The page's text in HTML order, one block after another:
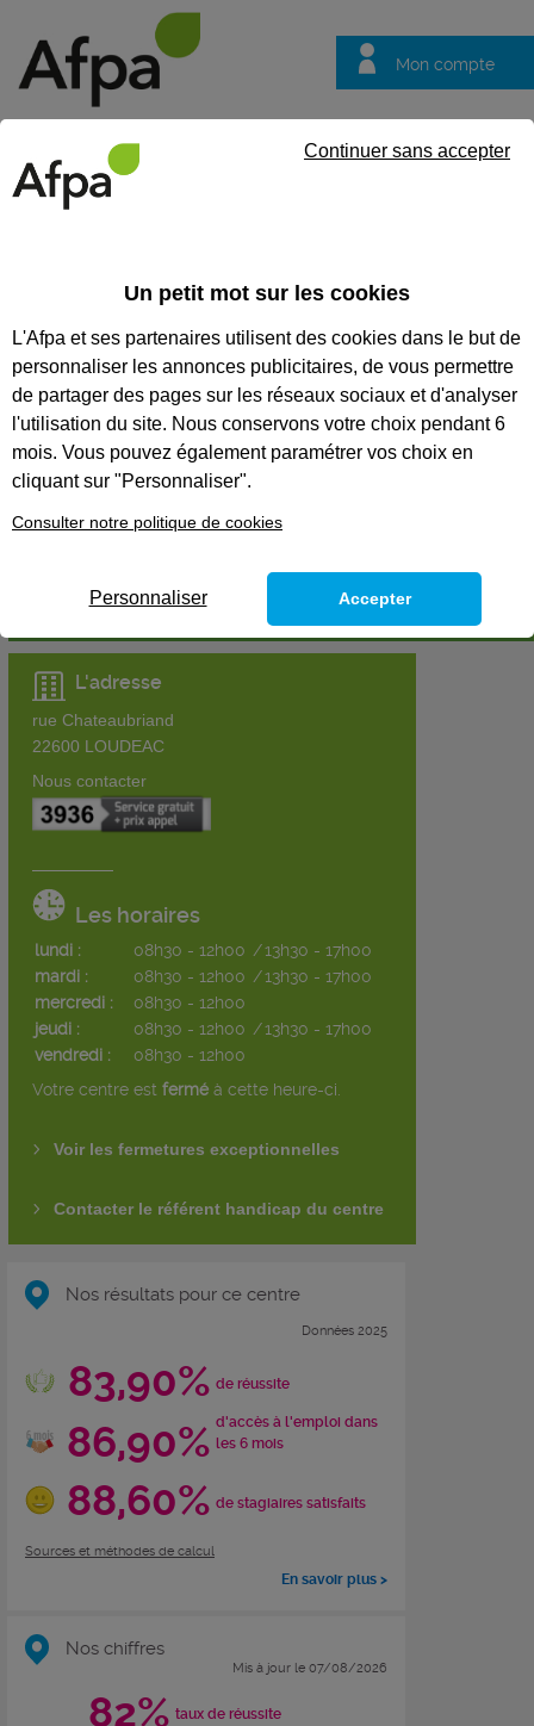
Mon compte
questions
CENTRE DE LOUDÉAC
L'adresse
rue Chateaubriand
22600 LOUDEAC
Nous contacter
Les horaires
lundi : 08h30 - 12h00 /13h30 - 17h00
mardi :
08h30 - 12h00 /13h30 - 17h00
mercredi :
08h30 - 12h00
jeudi :
08h30 - 12h00 /13h30 - 17h00
vendredi :
08h30 - 12h00
Votre centre est fermé à cette heure-ci.
Voir les fermetures exceptionnelles
Contacter le référent handicap du centre
Nos résultats pour ce centre
Données 2025
83,90% de réussite
86,90% d'accès à l'emploi dans
les 6 mois
88,60% de stagiaires satisfaits
Sources et méthodes de calcul
En savoir plus >
Nos chiffres
Mis à jour le 07/08/2026
82% taux de réussite
Un petit mot sur les cookies
L'Afpa et ses partenaires utilisent des cookies dans le but de
personnaliser les annonces publicitaires, de vous permettre
de partager des pages sur les réseaux sociaux et d'analyser
l'utilisation du site. Nous conservons votre choix pendant 6
mois. Vous pouvez également paramétrer vos choix en
cliquant sur "Personnaliser".
Consulter notre politique de cookies
Continuer sans accepter
Personnaliser Accepter